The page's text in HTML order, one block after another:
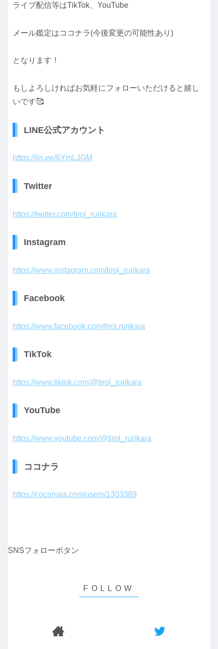
ライブ配信等はTikTok、YouTube
メール鑑定はココナラ(今後変更の可能性あり)
となります！
もしよろしければお気軽にフォローいただけると嬉し
いです🥰
LINE公式アカウント
https://lin.ee/6YmLJGM
Twitter
https://twitter.com/tirol_rurikara
Instagram
https://www.instagram.com/tirol_rurikara
Facebook
https://www.facebook.com/tirol.rurikara
TikTok
https://www.tiktok.com/@tirol_rurikara
YouTube
https://www.youtube.com/@tirol_rurikara
ココナラ
https://coconala.com/users/1303389
SNSフォローボタン